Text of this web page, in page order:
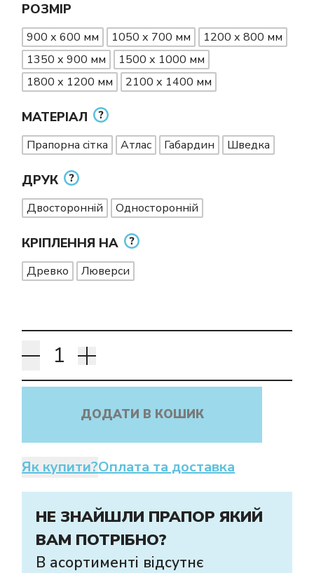
РОЗМІР
900 х 600 мм 1050 х 700 мм
1200 х 800 мм
1350 х 900 мм
1500 х 1000 мм
1800 х 1200 мм
2100 х 1400 мм
МАТЕРІАЛ
Прапорна сітка Атлас Габардин Шведка
ДРУК
Двосторонній Односторонній
КРІПЛЕННЯ НА
Древко Люверси
ДОДАТИ В КОШИК
Як купити?Оплата та доставка
НЕ ЗНАЙШЛИ ПРАПОР ЯКИЙ
ВАМ ПОТРІБНО?
В асортименті відсутнє